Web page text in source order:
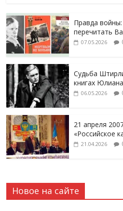
Правда
перечитать
07.05.2026
Судьба
книгах
06.05.2026
21 апреля
«Российское
21.04.2026
Новое на сайте